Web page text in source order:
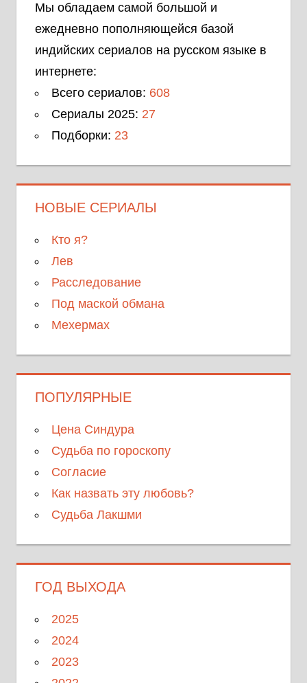
Мы обладаем самой большой и
ежедневно пополняющейся базой
индийских сериалов на русском языке в
интернете:
Всего сериалов: 608
Сериалы 2025: 27
Подборки: 23
НОВЫЕ СЕРИАЛЫ
Кто я?
Лев
Расследование
Под маской обмана
Мехермах
ПОПУЛЯРНЫЕ
Цена Синдура
Судьба по гороскопу
Согласие
Как назвать эту любовь?
Судьба Лакшми
ГОД ВЫХОДА
2025
2024
2023